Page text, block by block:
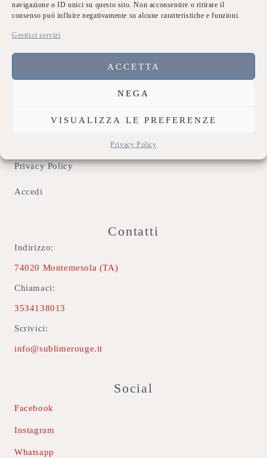
navigazione o ID unici su questo sito. Non acconsentire o ritirare il
consenso può influire negativamente su alcune caratteristiche e funzioni.
Gestisci servizi
ACCETTA
NEGA
VISUALIZZA LE PREFERENZE
Privacy Policy
Link Utili
Chi siamo
Privacy Policy
Accedi
Contatti
Indirizzo:
74020 Montemesola (TA)
Chiamaci:
3534138013
Scrivici:
info@sublimerouge.it
Social
Facebook
Instagram
Whatsapp